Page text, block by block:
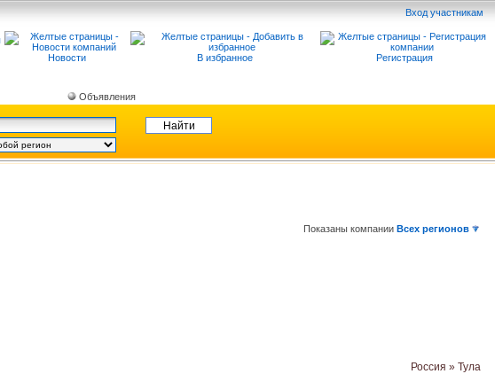
Вход участникам
Новости В избранное Регистрация
Объявления
Показаны компании Всех регионов
Россия » Тула